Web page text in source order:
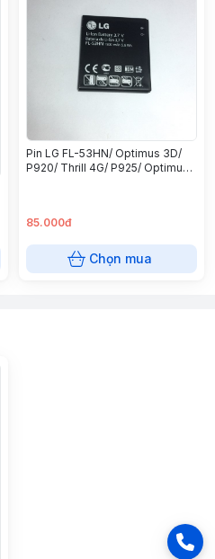
Pin LG FL-53HN/ Optimus 3D/
P920/ Thrill 4G/ P925/ Optimus
85.000đ
Chọn mua